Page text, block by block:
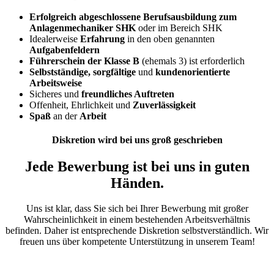
Erfolgreich abgeschlossene Berufsausbildung zum
Anlagenmechaniker SHK oder im Bereich SHK
Idealerweise Erfahrung in den oben genannten
Aufgabenfeldern
Führerschein der Klasse B (ehemals 3) ist erforderlich
Selbstständige, sorgfältige und kundenorientierte
Arbeitsweise
Sicheres und freundliches Auftreten
Offenheit, Ehrlichkeit und Zuverlässigkeit
Spaß an der Arbeit
Diskretion wird bei uns groß geschrieben
Jede Bewerbung ist bei uns in guten
Händen.
Uns ist klar, dass Sie sich bei Ihrer Bewerbung mit großer
Wahrscheinlichkeit in einem bestehenden Arbeitsverhältnis
befinden. Daher ist entsprechende Diskretion selbstverständlich. Wir
freuen uns über kompetente Unterstützung in unserem Team!